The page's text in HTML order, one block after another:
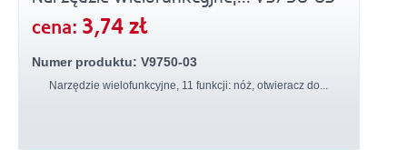
cena: 3,74 zł
Numer produktu: V9750-03
Narzędzie wielofunkcyjne, 11 funkcji: nóż, otwieracz do...